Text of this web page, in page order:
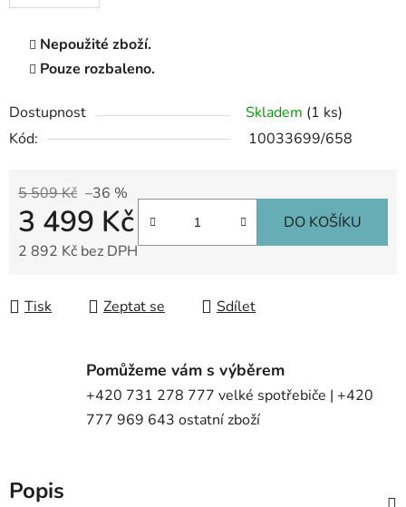
Nepoužité zboží.
Pouze rozbaleno.
Dostupnost Skladem (1 ks)
Kód:
10033699/658
5 509 Kč –36 %
3 499 Kč
2 892 Kč bez DPH
DO KOŠÍKU
Tisk Zeptat se Sdílet
Pomůžeme vám s výběrem
+420 731 278 777 velké spotřebiče | +420
777 969 643 ostatní zboží
Popis